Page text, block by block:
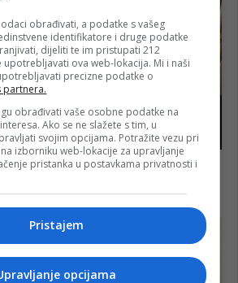
obrađivati, a podatke s vašeg
identifikatore i druge podatke
dijeliti te im pristupati 212
ova web-lokacija. Mi i naši
precizne podatke o
partnera.
obrađivati vaše osobne podatke na
Ako se ne slažete s tim, u
svojim opcijama. Potražite vezu pri
izborniku web-lokacije za upravljanje
pristanka u postavkama privatnosti i
Pristajem
opcijama